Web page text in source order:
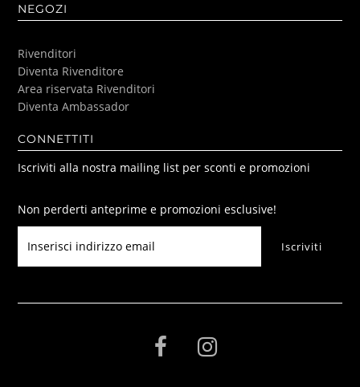
NEGOZI
Rivenditori
Diventa Rivenditore
Area riservata Rivenditori
Diventa Ambassador
CONNETTITI
Iscriviti alla nostra mailing list per sconti e promozioni
Non perderti anteprime e promozioni esclusive!